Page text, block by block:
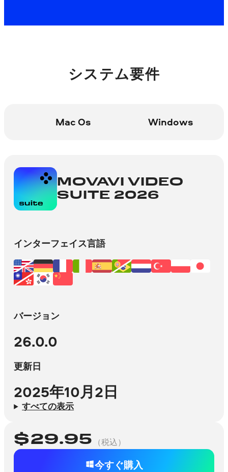
システム要件
Mac Os Windows
MOVAVI VIDEO
SUITE 2026
インターフェイス言語
バージョン
26.0.0
更新日
2025年10月2日
すべての表示
今すぐ購入
$29.95 （税込）